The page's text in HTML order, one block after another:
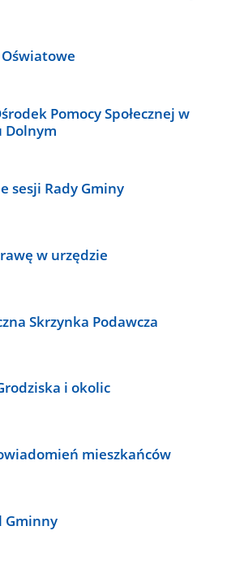
Pomocy Społecznej w
Dolnym
sesji Rady Gminy
w urzędzie
Skrzynka Podawcza
i okolic
mieszkańców
Gminny